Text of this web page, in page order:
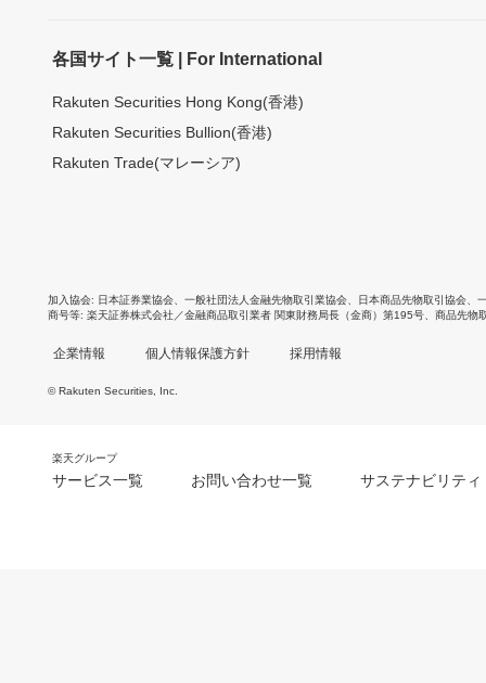
各国サイト一覧 | For International
Rakuten Securities Hong Kong(香港)
Rakuten Securities Bullion(香港)
Rakuten Trade(マレーシア)
加入協会 日本証券業協会 一般社団法人金融先物取引業協会 日本商品先物取引協会
商号等 楽天証券株式会社／金融商品取引業者 関東財務局長（金商）第195号、商品先物
企業情報 個人情報保護方針 採用情報
© Rakuten Securities, Inc.
楽天グループ
サービス一覧 お問い合わせ一覧 サステナビリティ